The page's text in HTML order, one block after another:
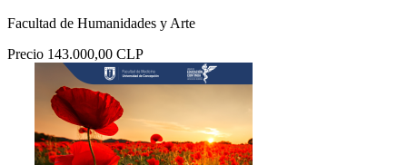
Facultad de Humanidades y Arte
Precio 143.000,00 CLP